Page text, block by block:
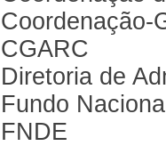
Coordenação-
CGARC
Diretoria de
Fundo
FNDE